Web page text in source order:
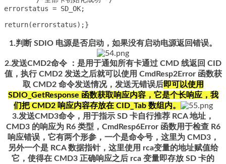
errorstatus = SD_OK;
return(errorstatus);}
1.判断 SDIO 电源是否启动，如果没有启动电源返回错误。
2.发送CMD2命令 ：是用于通知所有卡通过 CMD 线返回 CID
值，执行 CMD2 发送之后就可以使用 CmdResp2Error 函数获
取 CMD2 命令发送情况，发送无错误后即可以使用
SDIO_GetResponse 函数获取响应内容，它是个长响应，我
们把 CMD2 响应内容存放在 CID_Tab 数组内。
3.发送CMD3命令，用于指示 SD 卡自行推荐 RCA 地址，
CMD3 的响应为 R6 类型，CmdResp6Error 函数用于检查 R6
响应错误，它有两个形参，一个是命令号，这里为 CMD3，
另外一个是 RCA 数据指针，这里使用 rca变量的地址赋值给
它，使得在 CMD3 正确响应之后 rca 变量即存放 SD 卡的